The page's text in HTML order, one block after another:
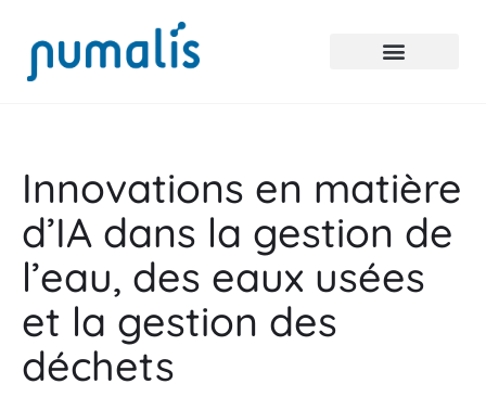
Innovations en matière
d’IA dans la gestion de
l’eau, des eaux usées
et la gestion des
déchets